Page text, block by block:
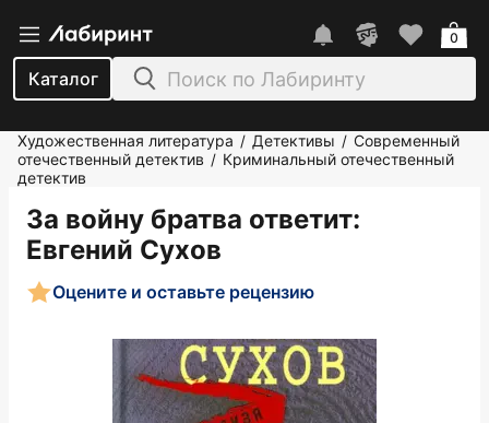
Каталог
0
Художественная литература / Детективы / Современный
отечественный детектив / Криминальный отечественный
детектив
За войну братва ответит:
Евгений Сухов
Оцените и оставьте рецензию